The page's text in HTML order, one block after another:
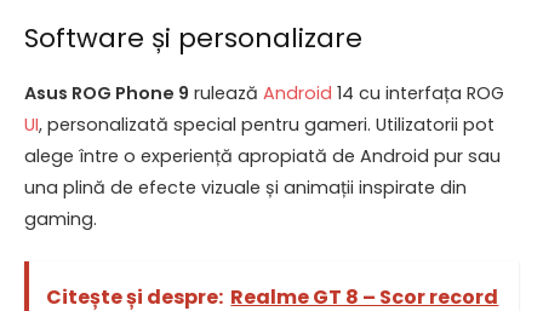
Software și personalizare
Asus ROG Phone 9 rulează Android 14 cu interfața ROG
UI, personalizată special pentru gameri. Utilizatorii pot
alege între o experiență apropiată de Android pur sau
una plină de efecte vizuale și animații inspirate din
gaming.
Citește și despre: Realme GT 8 – Scor record